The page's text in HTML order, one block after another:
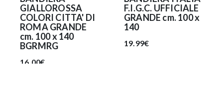
GIALLOROSSA
COLORI CITTA' DI
ROMA GRANDE
cm. 100 x 140
BGRMRG
16.00€
F.I.G.C. UFFICIALE
GRANDE cm. 100 x
140
19.99€